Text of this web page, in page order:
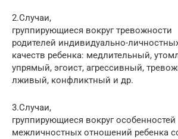
2.Случаи,
группирующиеся вокруг тревожности
родителей индивидуально-
качеств ребенка: медлительный,
упрямый, эгоист, агрессивный,
лживый, конфликтный и др.
3.Случаи,
группирующиеся вокруг особенностей
межличностных отношений ребенка